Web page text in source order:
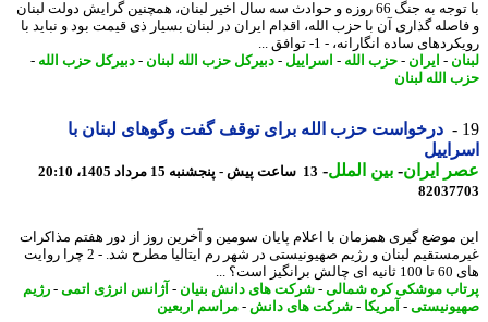
با توجه به جنگ 66 روزه و حوادث سه سال اخیر لبنان، همچنین گرایش دولت لبنان
گذاری آن با حزب الله، اقدام ایران در لبنان بسیار ذی قیمت بود و نباید با
ساده انگارانه، - 1- توافق ...
-ایران - حزب الله-اسراییل -دبیرکل حزب الله لبنان-دبیرکل حزب الله-
الله لبنان
درخواست حزب الله برای توقف گفت وگوهای لبنان با
ایران- بین الملل-13 ساعت پیش - پنجشنبه 15 مرداد 1405، 20:10
موضع گیری همزمان با اعلام پایان سومین و آخرین روز از دور هفتم مذاکرات
غیرمستقیم لبنان و رژیم صهیونیستی در شهر رم ایتالیا مطرح شد. - 2 چرا روایت
موشکی کره شمالی-شرکت های دانش بنیان-آژانس انرژی اتمی -رژیم
-آمریکا- شرکت های دانش -مراسم اربعین